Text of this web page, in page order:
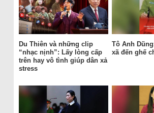
Du Thiên và những clip
“nhạc nịnh”: Lấy lòng cấp
trên hay vô tình giúp dân xả
stress
Tô Anh
xã đến ghế